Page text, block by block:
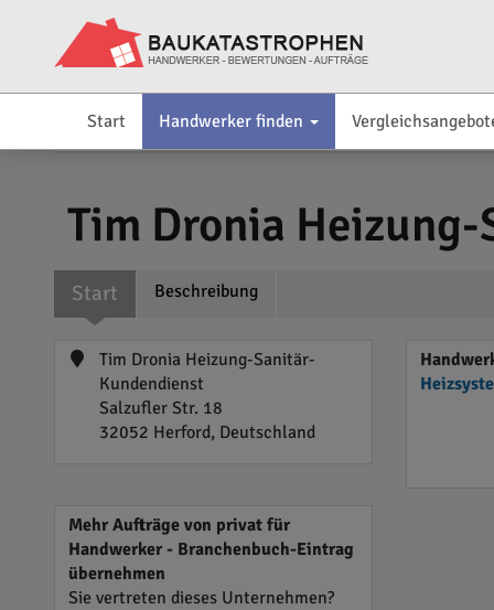
Start Handwerker finden
Tim Dronia
Start Beschreibung
Tim Dronia Heizung-Sanitär-
Kundendienst
Salzufler Str. 18
32052 Herford, Deutschland
Mehr Aufträge von privat für
Handwerker - Branchenbuch-Eintrag
übernehmen
Sie vertreten dieses Unternehmen?